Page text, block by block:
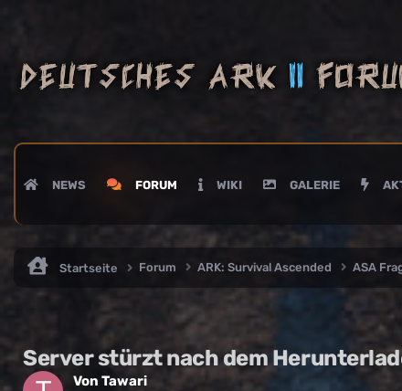
NEWS FORUM WIKI GALERIE
Startseite Forum ARK: Survival Ascended ASA
Server stürzt nach dem
Von Tawari